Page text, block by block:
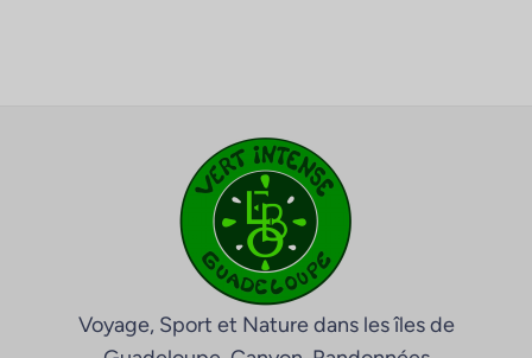
Voyage, Sport et Nature dans les îles de